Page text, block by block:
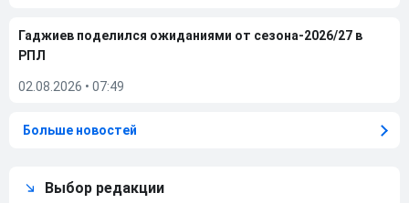
Гаджиев поделился ожиданиями от сезона-2026/27 в
РПЛ
02.08.2026 • 07:49
Больше новостей
Выбор редакции